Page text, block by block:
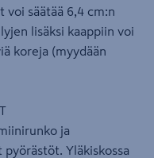
voi säätää 6,4 cm:n
lisäksi kaappiin voi
koreja (myydään
ja
Yläkiskossa